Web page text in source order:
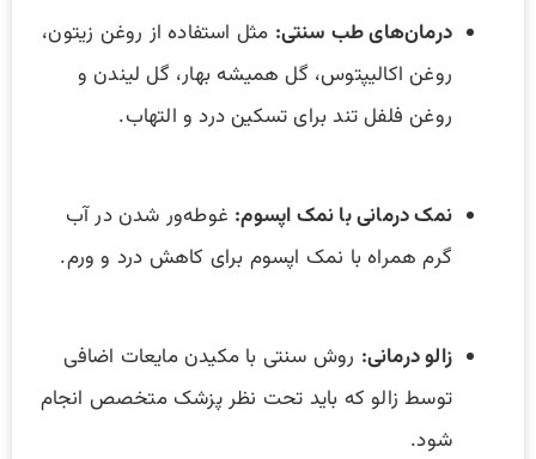
درمان‌های طب سنتی: مثل استفاده از روغن زیتون،
روغن اکالیپتوس، گل همیشه بهار، گل لیندن و
روغن فلفل تند برای تسکین درد و التهاب.
نمک درمانی با نمک اپسوم: غوطه‌ور شدن در آب
گرم همراه با نمک اپسوم برای کاهش درد و ورم.
زالو درمانی: روش سنتی با مکیدن مایعات اضافی
توسط زالو که باید تحت نظر پزشک متخصص انجام
شود.